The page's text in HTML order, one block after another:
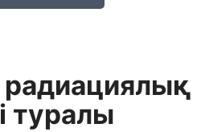
туралы